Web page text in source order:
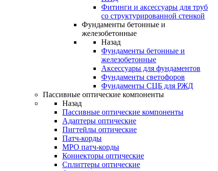
Фитинги и аксессуары для труб
со структурированной стенкой
Фундаменты бетонные и
железобетонные
Назад
Фундаменты бетонные и
железобетонные
Аксессуары для фундаментов
Фундаменты светофоров
Фундаменты СЦБ для РЖД
Пассивные оптические компоненты
Назад
Пассивные оптические компоненты
Адаптеры оптические
Пигтейлы оптические
Патч-корды
MPO патч-корды
Коннекторы оптические
Сплиттеры оптические